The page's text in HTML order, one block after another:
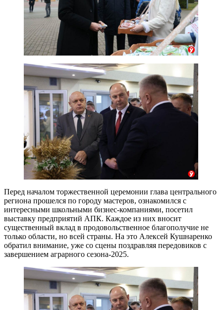
Перед началом торжественной церемонии глава центрального
региона прошелся по городу мастеров, ознакомился с
интересными школьными бизнес-компаниями, посетил
выставку предприятий АПК. Каждое из них вносит
существенный вклад в продовольственное благополучие не
только области, но всей страны. На это Алексей Кушнаренко
обратил внимание, уже со сцены поздравляя передовиков с
завершением аграрного сезона-2025.